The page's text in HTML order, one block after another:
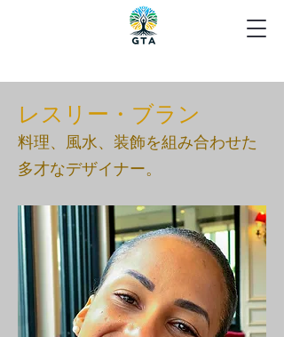
レスリー・ブラン
料理、風水、装飾を組み合わせた
多才なデザイナー。